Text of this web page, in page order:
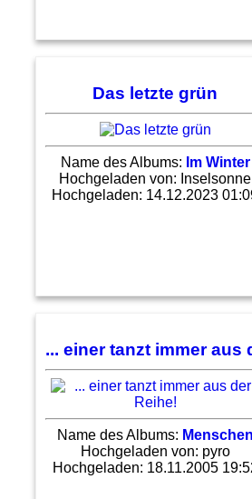
Das letzte grün
Name des Albums: Im Winter
Hochgeladen von: Inselsonne
Hochgeladen: 14.12.2023
... einer tanzt immer aus
Name des Albums: Menschen
Hochgeladen von: pyro
Hochgeladen: 18.11.2005